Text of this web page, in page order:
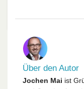
Über den Autor
Jochen Mai ist